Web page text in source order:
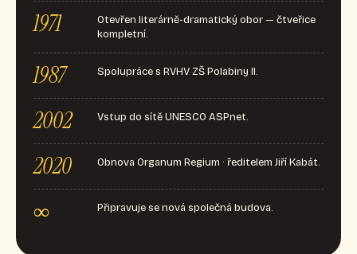
1971
Otevřen literárně-dramatický obor — čtveřice
kompletní.
1987 Spolupráce s RVHV ZŠ Polabiny II.
2002 Vstup do sítě UNESCO ASPnet.
2020 Obnova Organum Regium · ředitelem Jiří Kabát.
∞ Připravuje se nová společná budova.